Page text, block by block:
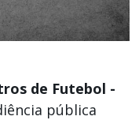
de Futebol -
pública